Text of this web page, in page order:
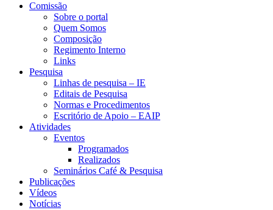
Comissão
Sobre o portal
Quem Somos
Composição
Regimento Interno
Links
Pesquisa
Linhas de pesquisa – IE
Editais de Pesquisa
Normas e Procedimentos
Escritório de Apoio – EAIP
Atividades
Eventos
Programados
Realizados
Seminários Café & Pesquisa
Publicações
Vídeos
Notícias